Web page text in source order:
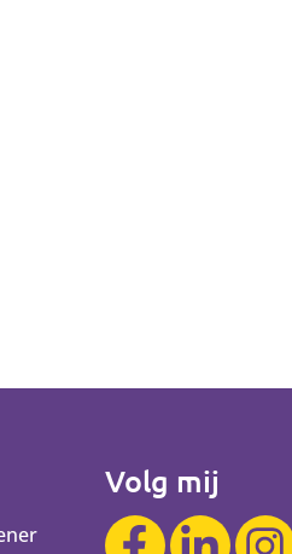
Volg mij